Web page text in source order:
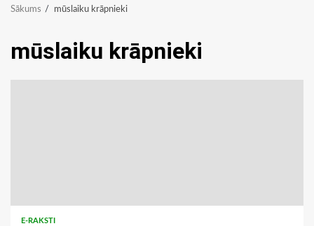
Sākums mūslaiku krāpnieki
mūslaiku krāpnieki
E-RAKSTI